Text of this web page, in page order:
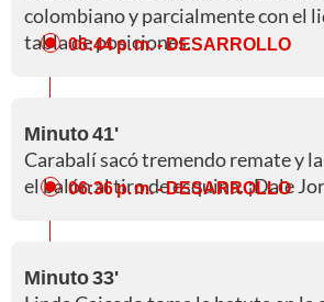
colombiano y parcialmente con el
tabla de posiciones.
06:44 p. m.- DESARROLLO
Minuto 41'
Carabalí sacó tremendo remate y
el balón al tiro de esquina. ¡Dale
06:36 p. m.- DESARROLLO
Minuto 33'